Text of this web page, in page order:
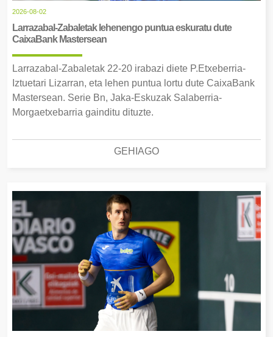
2026-08-02
Larrazabal-Zabaletak lehenengo puntua eskuratu dute
CaixaBank Mastersean
Larrazabal-Zabaletak 22-20 irabazi diete P.Etxeberria-
Iztuetari Lizarran, eta lehen puntua lortu dute CaixaBank
Mastersean. Serie Bn, Jaka-Eskuzak Salaberria-
Morgaetxebarria gainditu dituzte.
GEHIAGO